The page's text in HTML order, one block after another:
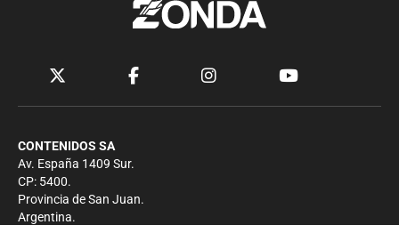
CONTENIDOS SA
Av. España 1409 Sur.
CP: 5400.
Provincia de San Juan.
Argentina.